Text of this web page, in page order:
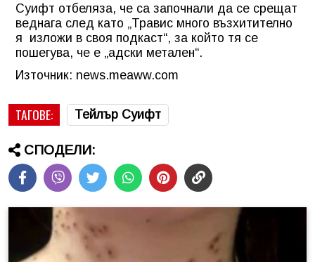
Суифт отбеляза, че са започнали да се срещат
веднага след като „Травис много възхитително
я изложи в своя подкаст“, за който тя се
пошегува, че е „адски метален“.
Източник: news.meaww.com
ТАГОВЕ: Тейлър Суифт
СПОДЕЛИ: